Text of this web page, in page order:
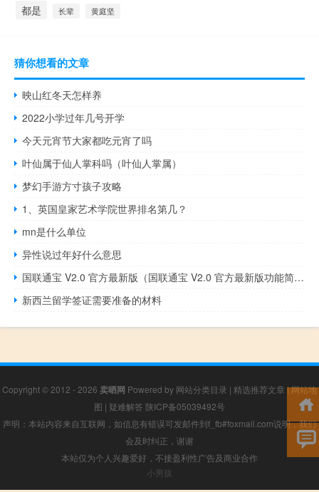
都是 长辈 黄庭坚
猜你想看的文章
映山红冬天怎样养
2022小学过年几号开学
今天元宵节大家都吃元宵了吗
叶仙属于仙人掌科吗（叶仙人掌属）
梦幻手游方寸孩子攻略
1、英国皇家艺术学院世界排名第几？
mn是什么单位
异性说过年好什么意思
国联通宝 V2.0 官方最新版（国联通宝 V2.0 官方最新版功能简介）
新西兰留学签证需要准备的材料
Copyright © 2012 - 2026 卖晒网 Powered by 网站分类目录 | 精选推荐文章 |网站地
图 | 疑难解答 陕ICP备05039492号
声明：本站内容来自互联网，如信息有错误可发邮件到f_fb#foxmail.com说明，我们
会及时纠正，谢谢
本站仅为个人兴趣爱好，不接盈利性广告及商业合作
小男孩